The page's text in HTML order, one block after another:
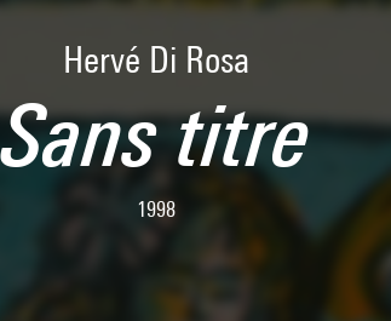
Hervé Di Rosa
Sans titre
1998